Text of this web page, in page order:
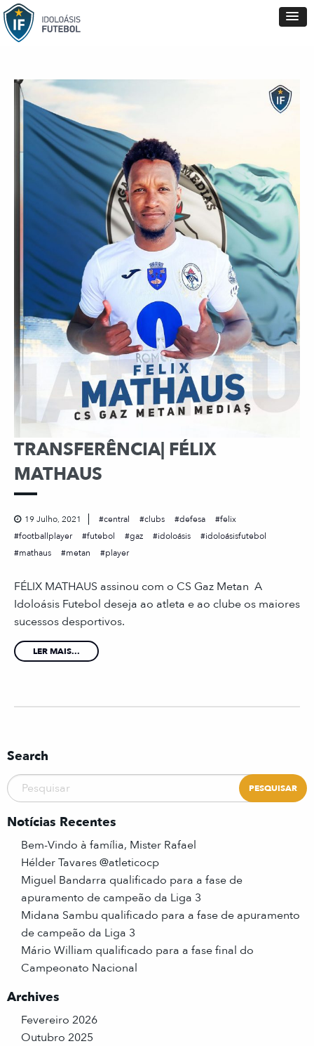
TRANSFERÊNCIA| FÉLIX
MATHAUS
19 Julho, 2021 central clubs defesa
felix
footballplayer
futebol gaz idoloásis
idoloásisfutebol
mathaus
metan player
FÉLIX MATHAUS assinou com o CS Gaz Metan A
Idoloásis Futebol deseja ao atleta e ao clube os maiores
sucessos desportivos.
LER MAIS...
Search
Notícias Recentes
Bem-Vindo à família, Mister Rafael
Hélder Tavares @atleticocp
Miguel Bandarra qualificado para a fase de
apuramento de campeão da Liga 3
Midana Sambu qualificado para a fase de apuramento
de campeão da Liga 3
Mário William qualificado para a fase final do
Campeonato Nacional
Archives
Fevereiro 2026
Outubro 2025